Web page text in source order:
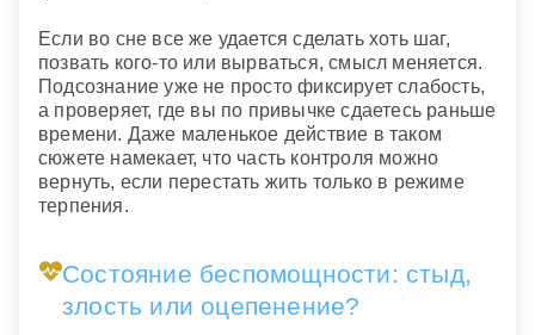
Если во сне все же удается сделать хоть шаг,
позвать кого-то или вырваться, смысл меняется.
Подсознание уже не просто фиксирует слабость,
а проверяет, где вы по привычке сдаетесь раньше
времени. Даже маленькое действие в таком
сюжете намекает, что часть контроля можно
вернуть, если перестать жить только в режиме
терпения.
Состояние беспомощности: стыд,
злость или оцепенение?